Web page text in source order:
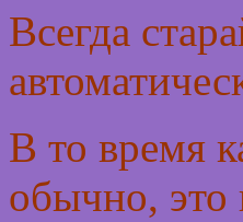
Всегда
В то время
обычно, это